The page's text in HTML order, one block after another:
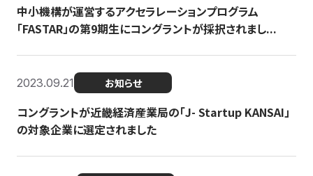
中小機構が運営するアクセラレーションプログラム
「FASTAR」の第9期生にコングラントが採択されまし...
2023.09.21 お知らせ
コングラントが近畿経済産業局の「J- Startup KANSAI」
の対象企業に選定されました